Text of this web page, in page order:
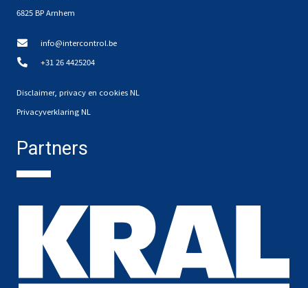
6825 BP Arnhem
info@intercontrol.be
+31 26 4425204
Disclaimer, privacy en cookies NL
Privacyverklaring NL
Partners